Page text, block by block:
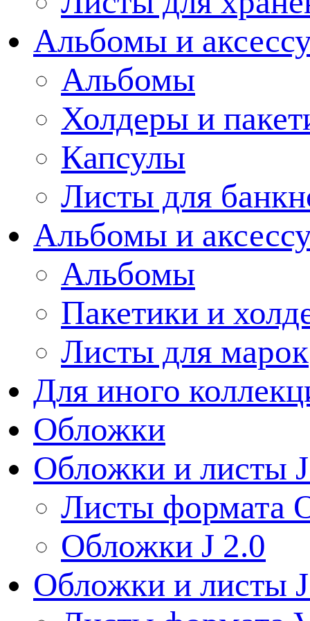
Альбомы и
Альбомы
Холдеры и
Капсулы
Листы для
Альбомы и
Альбомы
Пакетики и
Листы для марок
Для иного
Обложки
Обложки и листы
Листы формата
Обложки J 2.0
Обложки и листы